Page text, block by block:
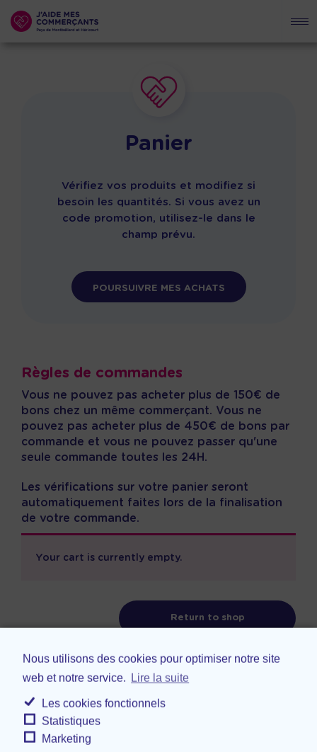
Nous utilisons des cookies pour optimiser notre site
web et notre service.
Lire la suite
Les cookies fonctionnels
Statistiques
Marketing
Panier
Vérifiez vos produits et modifiez si
besoin les quantités. Si vous avez un
code promotion, utilisez-le dans le
champ prévu.
POURSUIVRE MES ACHATS
Règles de commandes
Vous ne pouvez pas acheter plus de 150€ de
bons chez un même commerçant. Vous ne
pouvez pas acheter plus de 450€ de bons par
commande et vous ne pouvez passer qu'une
seule commande toutes les 24H.
Les vérifications sur votre panier seront
automatiquement faites lors de la finalisation
de votre commande.
Your cart is currently empty.
Return to shop